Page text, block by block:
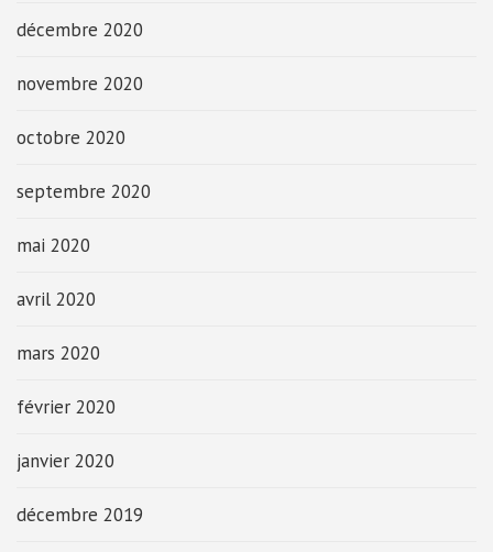
décembre 2020
novembre 2020
octobre 2020
septembre 2020
mai 2020
avril 2020
mars 2020
février 2020
janvier 2020
décembre 2019